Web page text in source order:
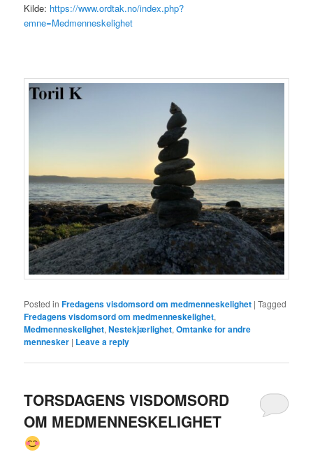
Kilde: https://www.ordtak.no/index.php?
emne=Medmenneskelighet
Posted in Fredagens visdomsord om medmenneskelighet |Tagged
Fredagens visdomsord om medmenneskelighet,
Medmenneskelighet,Nestekjærlighet,Omtanke for andre
mennesker | Leave a reply
TORSDAGENS VISDOMSORD
OM MEDMENNESKELIGHET